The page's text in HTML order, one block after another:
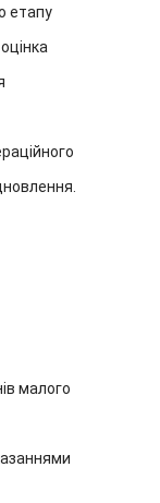
етапу
малого